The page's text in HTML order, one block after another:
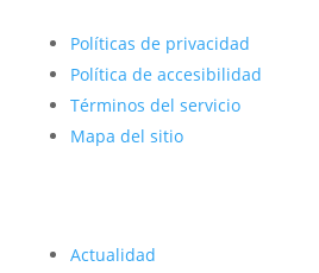
Políticas de privacidad
Política de accesibilidad
Términos del servicio
Mapa del sitio
Actualidad